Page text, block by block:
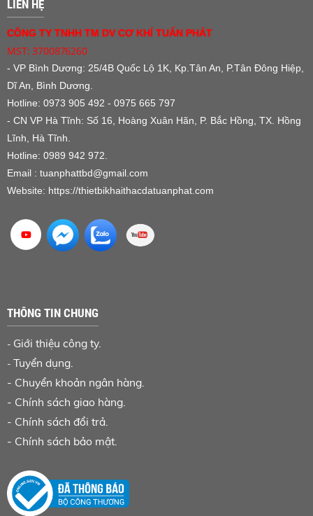
LIÊN HỆ
CÔNG TY TNHH TM DV CƠ KHÍ TUẤN PHÁT
MST: 3700876260
- VP Bình Dương: 25/4B Quốc Lộ 1K, Kp.Tân An, P.Tân Đông Hiệp,
Dĩ An, Bình Dương.
Hotline: 0973 905 492 - 0975 665 797
- CN VP Hà Tĩnh: Số 16, Hoàng Xuân Hãn, P. Bắc Hồng, TX. Hồng
Lĩnh, Hà Tĩnh.
Hotline: 0989 942 972.
Email : tuanphattbd@gmail.com
Website: https://thietbikhaithacdatuanphat.com
THÔNG TIN CHUNG
- Giới thiệu công ty.
- Tuyển dụng.
- Chuyển khoản ngân hàng.
- Chính sách giao hàng.
- Chính sách đổi trả.
- Chính sách bảo mật.